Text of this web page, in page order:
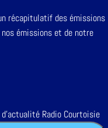
récapitulatif des émissions
émissions et de notre
Radio Courtoisie